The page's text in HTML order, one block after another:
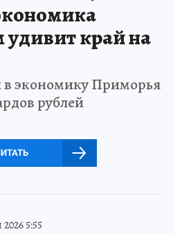
удивит край на
экономику Приморья
рублей
5:55